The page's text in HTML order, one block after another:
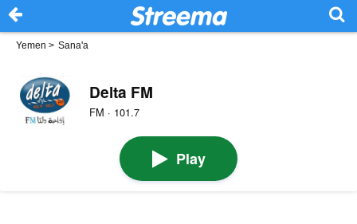
Yemen > Sana'a
Delta FM
FM · 101.7
Play